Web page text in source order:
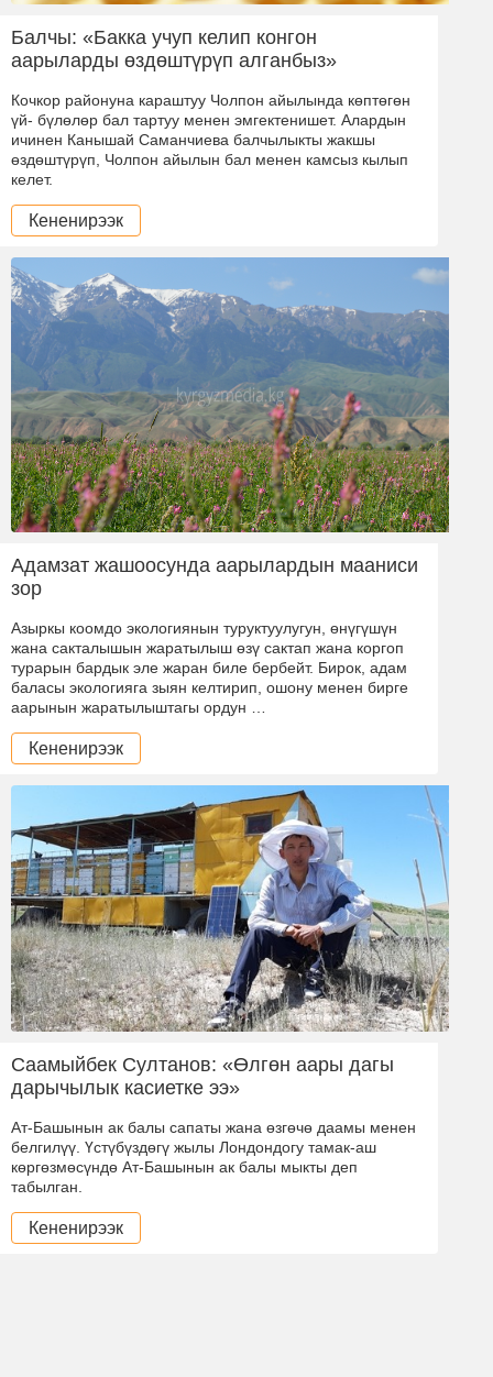
Балчы: «Бакка учуп келип конгон
аарыларды өздөштүрүп алганбыз»
Кочкор районуна караштуу Чолпон айылында көптөгөн
үй- бүлөлөр бал тартуу менен эмгектенишет. Алардын
ичинен Канышай Саманчиева балчылыкты жакшы
өздөштүрүп, Чолпон айылын бал менен камсыз кылып
келет.
Кененирээк
Адамзат жашоосунда аарылардын мааниси
зор
Азыркы коомдо экологиянын туруктуулугун, өнүгүшүн
жана сакталышын жаратылыш өзү сактап жана коргоп
турарын бардык эле жаран биле бербейт. Бирок, адам
баласы экологияга зыян келтирип, ошону менен бирге
аарынын жаратылыштагы ордун …
Кененирээк
Саамыйбек Султанов: «Өлгөн аары дагы
дарычылык касиетке ээ»
Ат-Башынын ак балы сапаты жана өзгөчө даамы менен
белгилүү. Үстүбүздөгү жылы Лондондогу тамак-аш
көргөзмөсүндө Ат-Башынын ак балы мыкты деп
табылган.
Кененирээк